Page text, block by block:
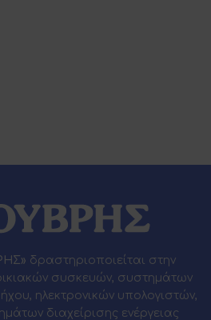
δραστηριοποιείται στην
συσκευών, συστημάτων
ηλεκτρονικών υπολογιστών,
διαχείρισης ενέργειας